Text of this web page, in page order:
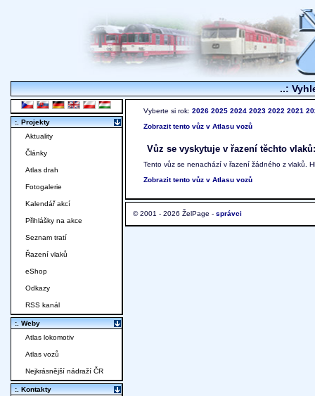
..:
Vyberte si rok: 2026 2025 2024 2023 2022 2021
Zobrazit tento vůz v Atlasu vozů
Vůz se vyskytuje v řazení těchto vlaků:
Tento vůz se nenachází v řazení žádného z vlaků.
Zobrazit tento vůz v Atlasu vozů
© 2001 - 2026 ŽelPage - správci
:. Projekty
Aktuality
Články
Atlas drah
Fotogalerie
Kalendář akcí
Přihlášky na akce
Seznam tratí
Řazení vlaků
eShop
Odkazy
RSS kanál
:. Weby
Atlas lokomotiv
Atlas vozů
Nejkrásnější nádraží ČR
:. Kontakty